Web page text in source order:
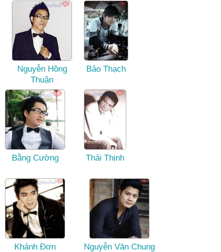
Nguyễn Hồng
Thuận
Bảo Thạch
Bằng Cường Thái Thịnh
Khánh Đơn Nguyễn Văn Chung